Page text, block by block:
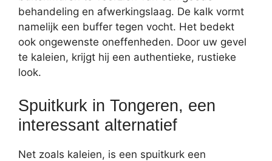
behandeling en afwerkingslaag. De kalk vormt
namelijk een buffer tegen vocht. Het bedekt
ook ongewenste oneffenheden. Door uw gevel
te kaleien, krijgt hij een authentieke, rustieke
look.
Spuitkurk in Tongeren, een
interessant alternatief
Net zoals kaleien, is een spuitkurk een